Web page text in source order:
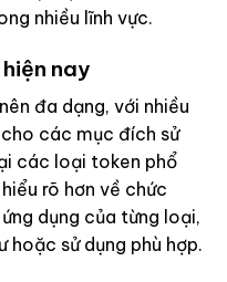
nhiều lĩnh vực.
nay
đa dạng, với nhiều
các mục đích sử
các loại token phổ
rõ hơn về chức
dụng của từng loại,
sử dụng phù hợp.